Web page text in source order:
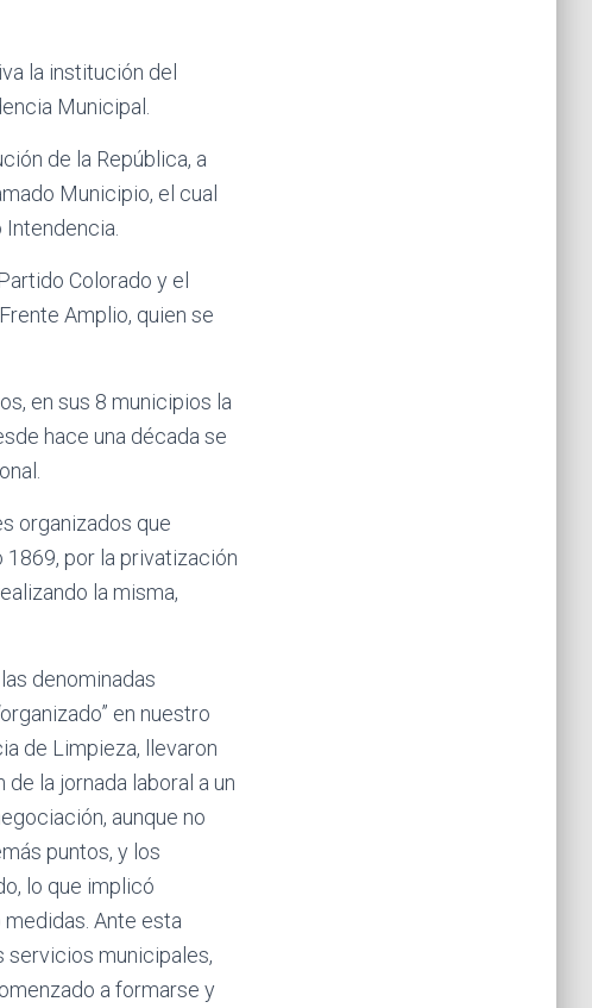
la institución del
Municipal.
de la República, a
Municipio, el cual
Colorado y el
Amplio, quien se
en sus 8 municipios la
hace una década se
organizados que
1869, por la privatización
la misma,
denominadas
en nuestro
de Limpieza, llevaron
la jornada laboral a un
aunque no
puntos, y los
lo que implicó
Ante esta
servicios municipales,
a formarse y